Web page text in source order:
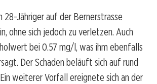
28-Jähriger auf der Bernerstrasse
ohne sich jedoch zu verletzen. Auch
bei 0.57 mg/l, was ihm ebenfalls
Der Schaden beläuft sich auf rund
weiterer Vorfall ereignete sich an der